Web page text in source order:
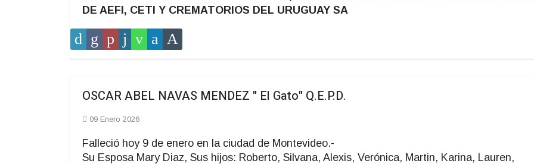
DE AEFI, CETI Y CREMATORIOS DEL URUGUAY SA
OSCAR ABEL NAVAS MENDEZ " El Gato" Q.E.P.D.
09 Enero 2026
Falleció hoy 9 de enero en la ciudad de Montevideo.-
Su Esposa Mary Diaz, Sus hijos: Roberto, Silvana, Alexis, Verónica, Martin, Karina, Lauren,